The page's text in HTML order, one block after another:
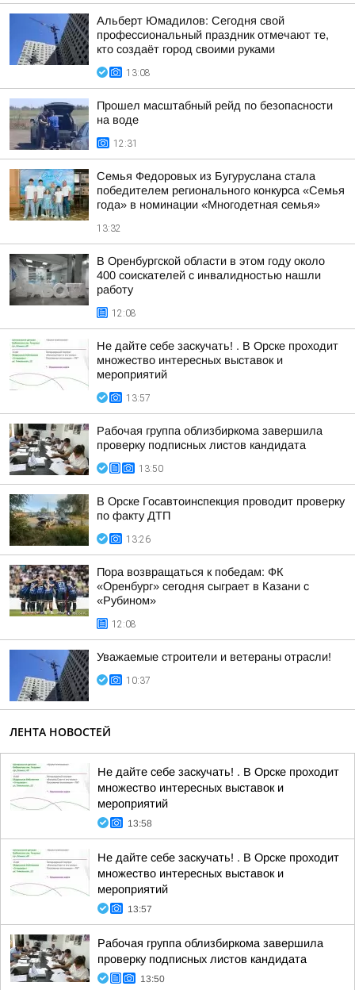
Альберт Юмадилов: Сегодня свой
профессиональный праздник отмечают те,
кто создаёт город своими руками
13:08
Прошел масштабный рейд по безопасности
на воде
12:31
Семья Федоровых из Бугуруслана стала
победителем регионального конкурса «Семья
года» в номинации «Многодетная семья»
13:32
В Оренбургской области в этом году около
400 соискателей с инвалидностью нашли
работу
12:08
Не дайте себе заскучать! . В Орске проходит
множество интересных выставок и
мероприятий
13:57
Рабочая группа облизбиркома завершила
проверку подписных листов кандидата
13:50
В Орске Госавтоинспекция проводит проверку
по факту ДТП
13:26
Пора возвращаться к победам: ФК
«Оренбург» сегодня сыграет в Казани с
«Рубином»
12:08
Уважаемые строители и ветераны отрасли!
10:37
ЛЕНТА НОВОСТЕЙ
Не дайте себе заскучать! . В Орске проходит
множество интересных выставок и
мероприятий
13:58
Не дайте себе заскучать! . В Орске проходит
множество интересных выставок и
мероприятий
13:57
Рабочая группа облизбиркома завершила
проверку подписных листов кандидата
13:50